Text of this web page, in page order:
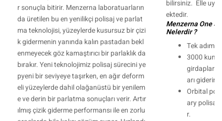
r sonuçla bitirir. Menzerna laboratuarların
da üretilen bu en yenilikçi polisaj ve parlat
ma teknolojisi, yüzeylerde kusursuz bir çizi
k gidermenin yanında kalın pastadan bekl
enmeyecek göz kamaştırıcı bir parlaklık da
bırakır. Yeni teknolojimiz polisaj sürecini ye
pyeni bir seviyeye taşırken, en ağır deform
eli yüzeylerde dahil olağanüstü bir yenilem
e ve derin bir parlatma sonuçları verir. Artır
ılmış çizik giderme performansı ile en zorlu
bilirsiniz. Elle
ektedir.
Menzerna One
Nelerdir ?
Tek
3000
girdapları
arı giderir.
Orbital
ary polisaj
r.